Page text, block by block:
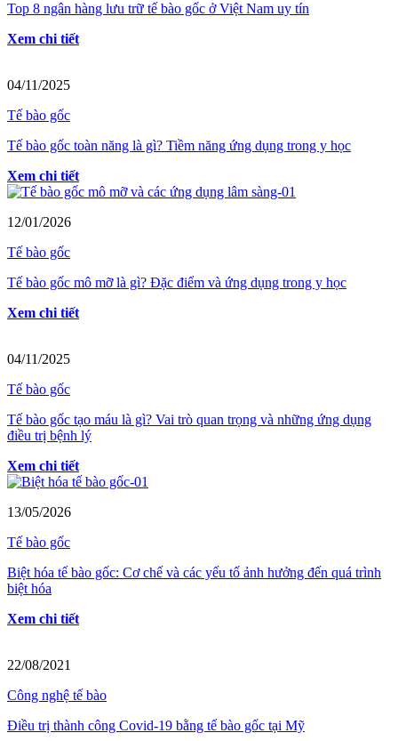
Top 8 ngân hàng lưu trữ tế bào gốc ở Việt Nam uy tín
Xem chi tiết
04/11/2025
Tế bào gốc
Tế bào gốc toàn năng là gì? Tiềm năng ứng dụng trong y học
Xem chi tiết
12/01/2026
Tế bào gốc
Tế bào gốc mô mỡ là gì? Đặc điểm và ứng dụng trong y học
Xem chi tiết
04/11/2025
Tế bào gốc
Tế bào gốc tạo máu là gì? Vai trò quan trọng và những ứng dụng
điều trị bệnh lý
Xem chi tiết
13/05/2026
Tế bào gốc
Biệt hóa tế bào gốc: Cơ chế và các yếu tố ảnh hưởng đến quá trình
biệt hóa
Xem chi tiết
22/08/2021
Công nghệ tế bào
Điều trị thành công Covid-19 bằng tế bào gốc tại Mỹ